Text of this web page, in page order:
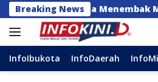
Langsung
ke
konten
Breaking News
Menembak Massal, 8
InfoIbukota InfoDaerah